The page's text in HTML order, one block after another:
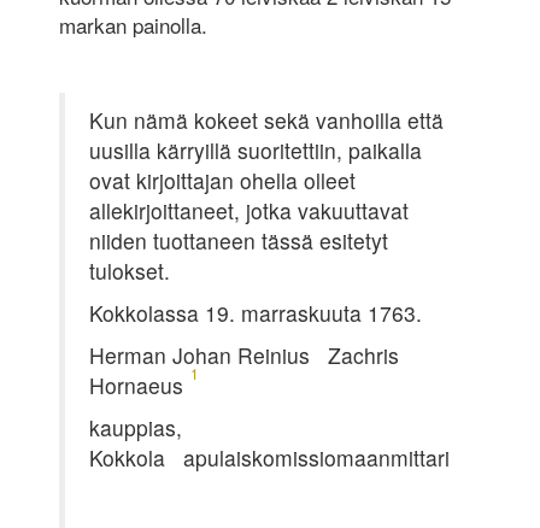
markan painolla.
Kun nämä kokeet sekä vanhoilla että
uusilla kärryillä suoritettiin, paikalla
ovat kirjoittajan ohella olleet
allekirjoittaneet, jotka vakuuttavat
niiden tuottaneen tässä esitetyt
tulokset.
Kokkolassa 19. marraskuuta 1763.
Herman Johan Reinius Zachris
Hornaeus 1
kauppias,
Kokkola apulaiskomissiomaanmittari